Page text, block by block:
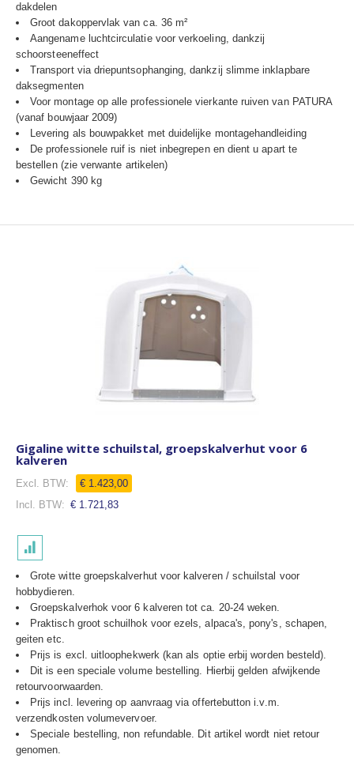
dakdelen
Groot dakoppervlak van ca. 36 m²
Aangename luchtcirculatie voor verkoeling, dankzij
schoorsteeneffect
Transport via driepuntsophanging, dankzij slimme inklapbare
daksegmenten
Voor montage op alle professionele vierkante ruiven van PATURA
(vanaf bouwjaar 2009)
Levering als bouwpakket met duidelijke montagehandleiding
De professionele ruif is niet inbegrepen en dient u apart te
bestellen (zie verwante artikelen)
Gewicht 390 kg
Gigaline witte schuilstal, groepskalverhut voor 6
kalveren
€ 1.423,00
€ 1.721,83
Grote witte groepskalverhut voor kalveren / schuilstal voor
hobbydieren.
Groepskalverhok voor 6 kalveren tot ca. 20-24 weken.
Praktisch groot schuilhok voor ezels, alpaca's, pony's, schapen,
geiten etc.
Prijs is excl. uitloophekwerk (kan als optie erbij worden besteld).
Dit is een speciale volume bestelling. Hierbij gelden afwijkende
retourvoorwaarden.
Prijs incl. levering op aanvraag via offertebutton i.v.m.
verzendkosten volumevervoer.
Speciale bestelling, non refundable. Dit artikel wordt niet retour
genomen.